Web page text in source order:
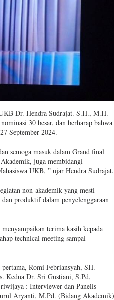
Dr. Hendra Sudrajat. S.H., M.H.
30 besar, dan berharap bahwa
September 2024.
semoga masuk dalam Grand final
juga membidangi
UKB, ” ujar Hendra Sudrajat.
non-akademik yang mesti
produktif dalam penyelenggaraan
terima kasih kepada
technical meeting sampai
Romi Febriansyah, SH.
Kedua Dr. Sri Gustiani, S.Pd,
: Interviewer dan Panelis
Aryanti, M.Pd. (Bidang Akademik)